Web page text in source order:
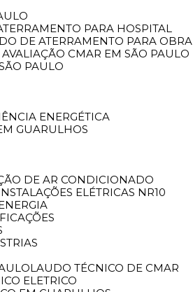
PARA HOSPITAL
DE ATERRAMENTO PARA OBRA
AVALIAÇÃO CMAR EM SÃO PAULO
PAULO
ENERGÉTICA
GUARULHOS
DE AR CONDICIONADO
ELÉTRICAS NR10
LAUDO TÉCNICO DE CMAR
ELETRICO